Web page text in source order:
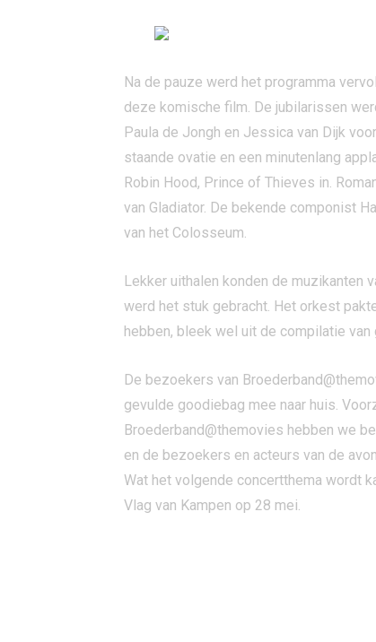
Na de pauze werd het programma
deze komische film. De jubilarissen
Paula de Jongh en Jessica van Dijk
staande ovatie en een minutenlang
Robin Hood, Prince of Thieves in.
van Gladiator. De bekende componist
van het Colosseum.
Lekker uithalen konden de muzikanten
werd het stuk gebracht. Het orkest
hebben, bleek wel uit de compilatie
De bezoekers van
gevulde goodiebag mee naar huis.
Broederband@themovies hebben we
en de bezoekers en acteurs van de
Wat het volgende concertthema wordt
Vlag van Kampen op 28 mei.